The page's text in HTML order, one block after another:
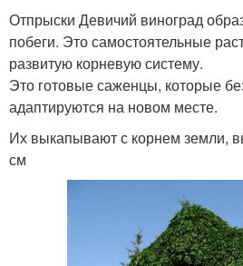
Отпрыски Девичий виноград
побеги. Это самостоятельные
развитую корневую систему.
Это готовые саженцы, которые
адаптируются на новом месте.
Их выкапывают с корнем земли,
см